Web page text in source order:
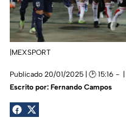
|MEXSPORT
Publicado 20/01/2025 | 🕑 15:16
Escrito por: Fernando Campos